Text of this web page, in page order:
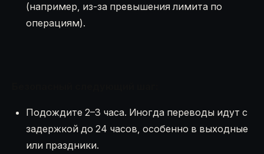
(например, из-за превышения лимита по
операциям).
Подождите 2–3 часа. Иногда переводы идут с
задержкой до 24 часов, особенно в выходные
или праздники.